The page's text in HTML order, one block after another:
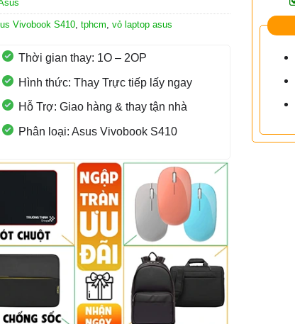
Vivobook S410, tphcm, vỏ laptop asus
Thời gian thay: 1O – 2OP
Hình thức: Thay Trực tiếp lấy ngay
Hỗ Trợ: Giao hàng & thay tận nhà
Phân loại: Asus Vivobook S410